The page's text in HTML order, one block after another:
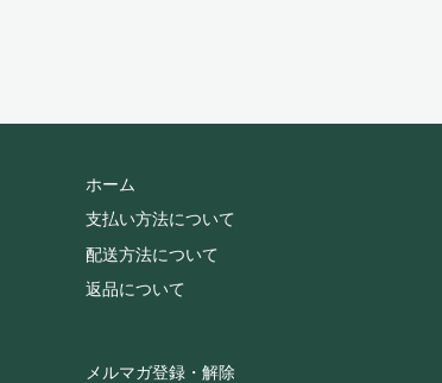
ホーム
支払い方法について
配送方法について
返品について
メルマガ登録・解除